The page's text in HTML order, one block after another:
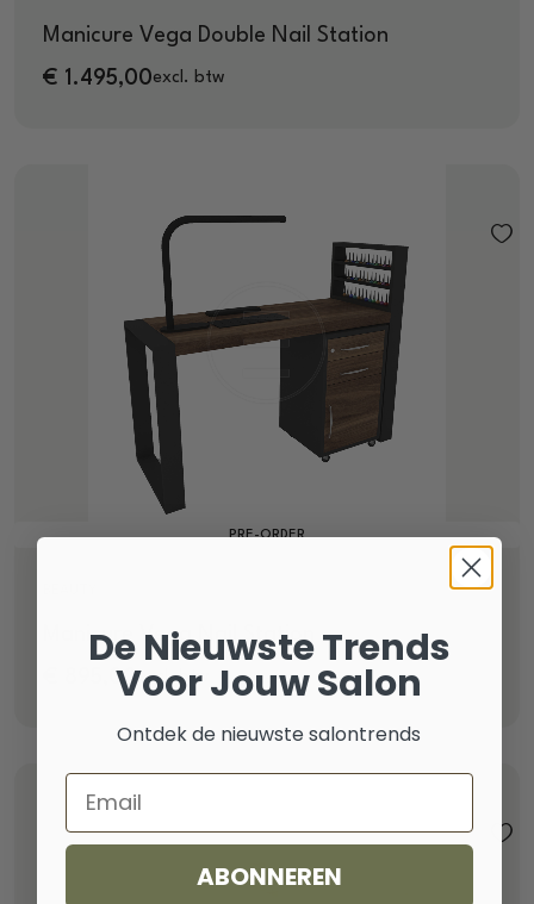
Manicure Vega Double Nail Station
€ 1.495,00excl. btw
PRE-ORDER
Manicure Vega Nail Station
895,00excl. btw
De Nieuwste Trends
Voor Jouw Salon
Ontdek de nieuwste salontrends
Email
ABONNEREN